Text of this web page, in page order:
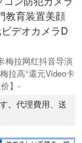
教育装置美顔
デオカメラD
梅拉网红抖音导演
拉高°還元Video卡
】-
。代理費用、送